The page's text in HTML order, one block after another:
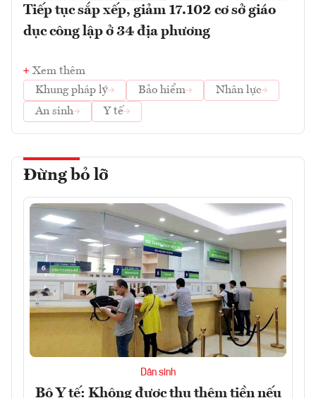
Tiếp tục sắp xếp, giảm 17.102 cơ sở giáo
dục công lập ở 34 địa phương
Xem thêm
Khung pháp lý
Bảo hiểm
Nhân lực
An sinh
Y tế
Đừng bỏ lỡ
Dân sinh
Bộ Y tế: Không được thu thêm tiền nếu